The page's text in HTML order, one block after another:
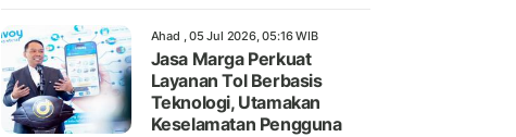
Ahad , 05 Jul 2026, 05:16 WIB
Jasa Marga Perkuat
Layanan Tol Berbasis
Teknologi, Utamakan
Keselamatan Pengguna